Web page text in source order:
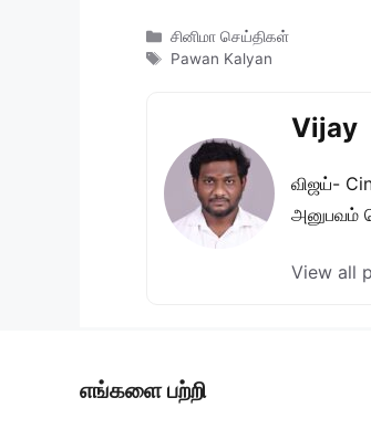
Categories
சினிமா செய்திகள்
Tags
Pawan Kalyan
Vijay
விஜய்-
View all
எங்களை பற்றி